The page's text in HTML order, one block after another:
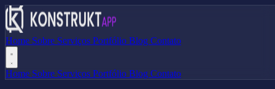
Home Sobre Serviços Portfólio Blog Contato
Home Sobre Serviços Portfólio Blog Contato